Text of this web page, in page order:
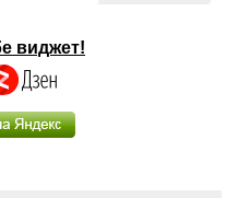
виджет!